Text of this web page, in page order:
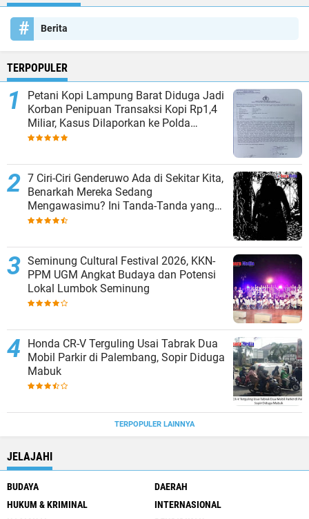
Berita
TERPOPULER
Petani Kopi Lampung Barat Diduga Jadi
Korban Penipuan Transaksi Kopi Rp1,4
Miliar, Kasus Dilaporkan ke Polda
Lampung
7 Ciri-Ciri Genderuwo Ada di Sekitar Kita,
Benarkah Mereka Sedang
Mengawasimu? Ini Tanda-Tanda yang
Sering Diabaikan
Seminung Cultural Festival 2026, KKN-
PPM UGM Angkat Budaya dan Potensi
Lokal Lumbok Seminung
Honda CR-V Terguling Usai Tabrak Dua
Mobil Parkir di Palembang, Sopir Diduga
Mabuk
TERPOPULER LAINNYA
JELAJAHI
BUDAYA
DAERAH
HUKUM & KRIMINAL
INTERNASIONAL